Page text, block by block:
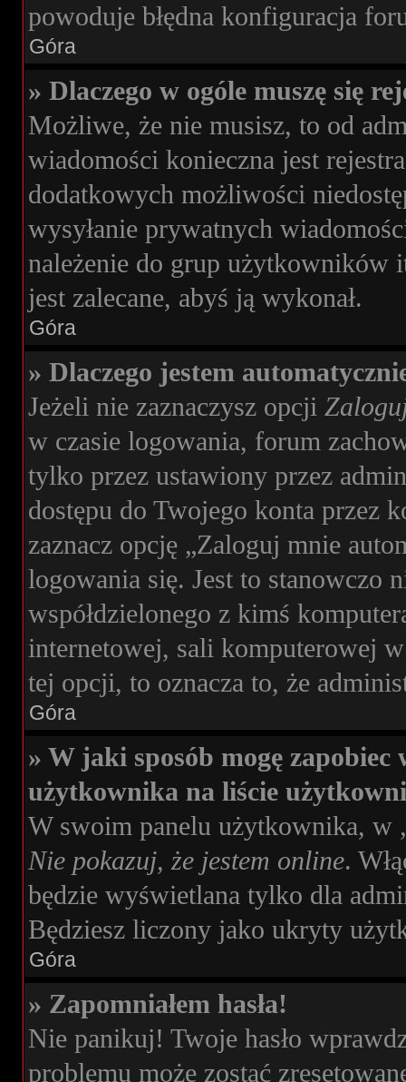
powoduje błędna konfiguracja
Góra
» Dlaczego w ogóle muszę się
Możliwe, że nie musisz, to od
wiadomości konieczna jest
dodatkowych możliwości
wysyłanie prywatnych
należenie do grup użytkowników
jest zalecane, abyś ją wykonał.
Góra
» Dlaczego jestem
Jeżeli nie zaznaczysz opcji
w czasie logowania, forum
tylko przez ustawiony przez
dostępu do Twojego konta przez
zaznacz opcję „Zaloguj mnie
logowania się. Jest to stanowczo
współdzielonego z kimś
internetowej, sali komputerowej
tej opcji, to oznacza to, że
Góra
» W jaki sposób mogę
użytkownika na liście
W swoim panelu użytkownika, w
Nie pokazuj, że jestem online.
będzie wyświetlana tylko dla
Będziesz liczony jako ukryty
Góra
» Zapomniałem hasła!
Nie panikuj! Twoje hasło
problemu może zostać